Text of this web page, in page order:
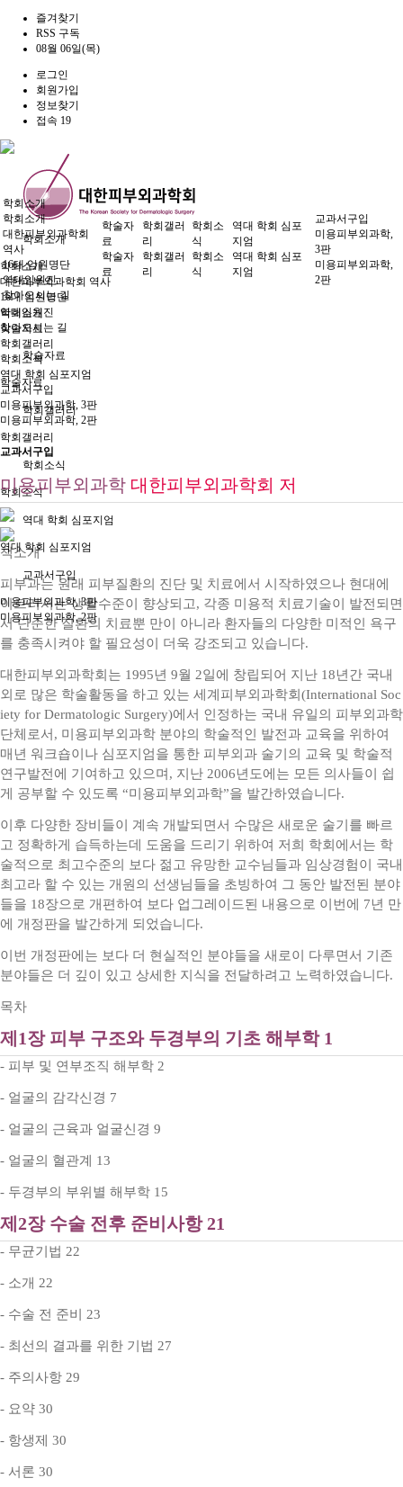
즐겨찾기
RSS 구독
08월 06일(목)
로그인
회원가입
정보찾기
접속 19
학회소개
학회소개
대한피부외과학회 역사
16대 임원명단
역대임원진
찾아오시는 길
학술자료
학술자료
학회갤러리
학회갤러리
학회소식
학회소식
역대 학회 심포지엄
역대 학회 심포지엄
교과서구입
미용피부외과학, 3판
미용피부외과학, 2판
학회소개
학회소개
대한피부외과학회
역사
16대 임원명단
역대임원진
찾아오시는 길
학술자
료
학술자
료
학회갤러
리
학회갤러
리
학회소
식
학회소
식
역대 학회 심포
지엄
역대 학회 심포
지엄
교과서구입
미용피부외과학,
3판
미용피부외과학,
2판
학회소개
학술자료
학회갤러리
학회소식
역대 학회 심포지엄
교과서구입
미용피부외과학, 3판
미용피부외과학, 2판
교과서구입
미용피부외과학 대한피부외과학회 저
책소개
피부과는 원래 피부질환의 진단 및 치료에서 시작하였으나 현대에
이르러서는 생활수준이 향상되고, 각종 미용적 치료기술이 발전되면
서 단순한 질환의 치료뿐 만이 아니라 환자들의 다양한 미적인 욕구
를 충족시켜야 할 필요성이 더욱 강조되고 있습니다.
대한피부외과학회는 1995년 9월 2일에 창립되어 지난 18년간 국내
외로 많은 학술활동을 하고 있는 세계피부외과학회(International Soc
iety for Dermatologic Surgery)에서 인정하는 국내 유일의 피부외과학
단체로서, 미용피부외과학 분야의 학술적인 발전과 교육을 위하여
매년 워크숍이나 심포지엄을 통한 피부외과 술기의 교육 및 학술적
연구발전에 기여하고 있으며, 지난 2006년도에는 모든 의사들이 쉽
게 공부할 수 있도록 “미용피부외과학”을 발간하였습니다.
이후 다양한 장비들이 계속 개발되면서 수많은 새로운 술기를 빠르
고 정확하게 습득하는데 도움을 드리기 위하여 저희 학회에서는 학
술적으로 최고수준의 보다 젊고 유망한 교수님들과 임상경험이 국내
최고라 할 수 있는 개원의 선생님들을 초빙하여 그 동안 발전된 분야
들을 18장으로 개편하여 보다 업그레이드된 내용으로 이번에 7년 만
에 개정판을 발간하게 되었습니다.
이번 개정판에는 보다 더 현실적인 분야들을 새로이 다루면서 기존
분야들은 더 깊이 있고 상세한 지식을 전달하려고 노력하였습니다.
목차
제1장 피부 구조와 두경부의 기초 해부학 1
- 피부 및 연부조직 해부학 2
- 얼굴의 감각신경 7
- 얼굴의 근육과 얼굴신경 9
- 얼굴의 혈관계 13
- 두경부의 부위별 해부학 15
제2장 수술 전후 준비사항 21
- 무균기법 22
- 소개 22
- 수술 전 준비 23
- 최선의 결과를 위한 기법 27
- 주의사항 29
- 요약 30
- 항생제 30
- 서론 30